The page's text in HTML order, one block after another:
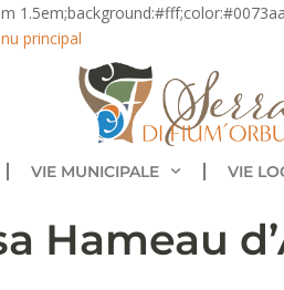
principal
VIE MUNICIPALE VIE
Hameau